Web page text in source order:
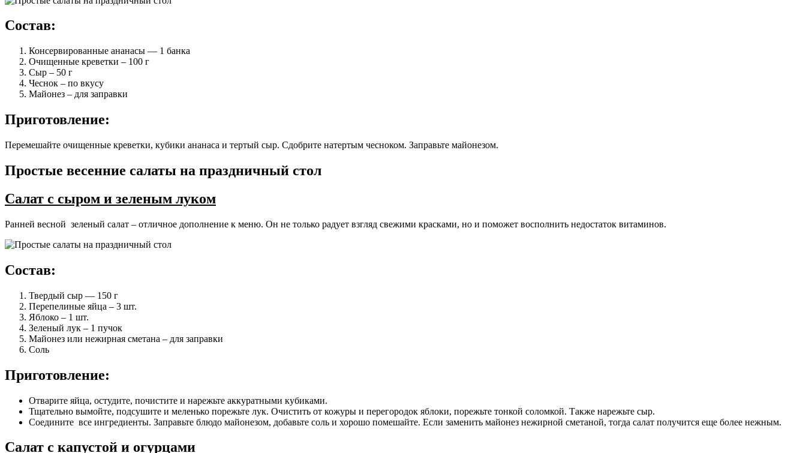
Состав:
Консервированные ананасы — 1 банка
Очищенные креветки – 100 г
Сыр – 50 г
Чеснок – по вкусу
Майонез – для заправки
Приготовление:
Перемешайте очищенные креветки, кубики ананаса и тертый сыр. Сдобрите натертым чесноком. Заправьте майонезом.
Простые весенние салаты на праздничный стол
Салат с сыром и зеленым луком
Ранней весной зеленый салат – отличное дополнение к меню. Он не только радует взгляд свежими красками, но и поможет восполнить недостаток витаминов.
Состав:
Твердый сыр — 150 г
Перепелиные яйца – 3 шт.
Яблоко – 1 шт.
Зеленый лук – 1 пучок
Майонез или нежирная сметана – для заправки
Соль
Приготовление:
Отварите яйца, остудите, почистите и нарежьте аккуратными кубиками.
Тщательно вымойте, подсушите и меленько порежьте лук. Очистить от кожуры и перегородок яблоки, порежьте тонкой соломкой. Также нарежьте сыр.
Соедините все ингредиенты. Заправьте блюдо майонезом, добавьте соль и хорошо помешайте. Если заменить майонез нежирной сметаной, тогда салат получится еще более нежным.
Салат с капустой и огурцами